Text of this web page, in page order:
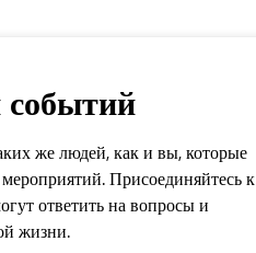
же людей, как и вы, которые
Присоединяйтесь к
ответить на вопросы и
жизни.